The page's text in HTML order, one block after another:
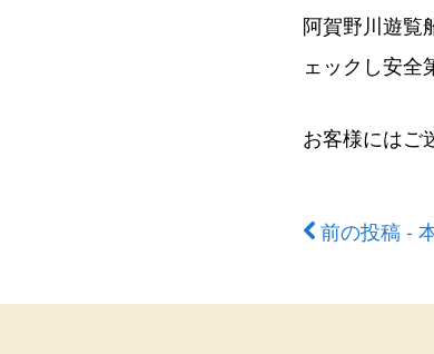
阿賀野川遊覧
ェックし安全
お客様にはご
前
後
前の投稿 -